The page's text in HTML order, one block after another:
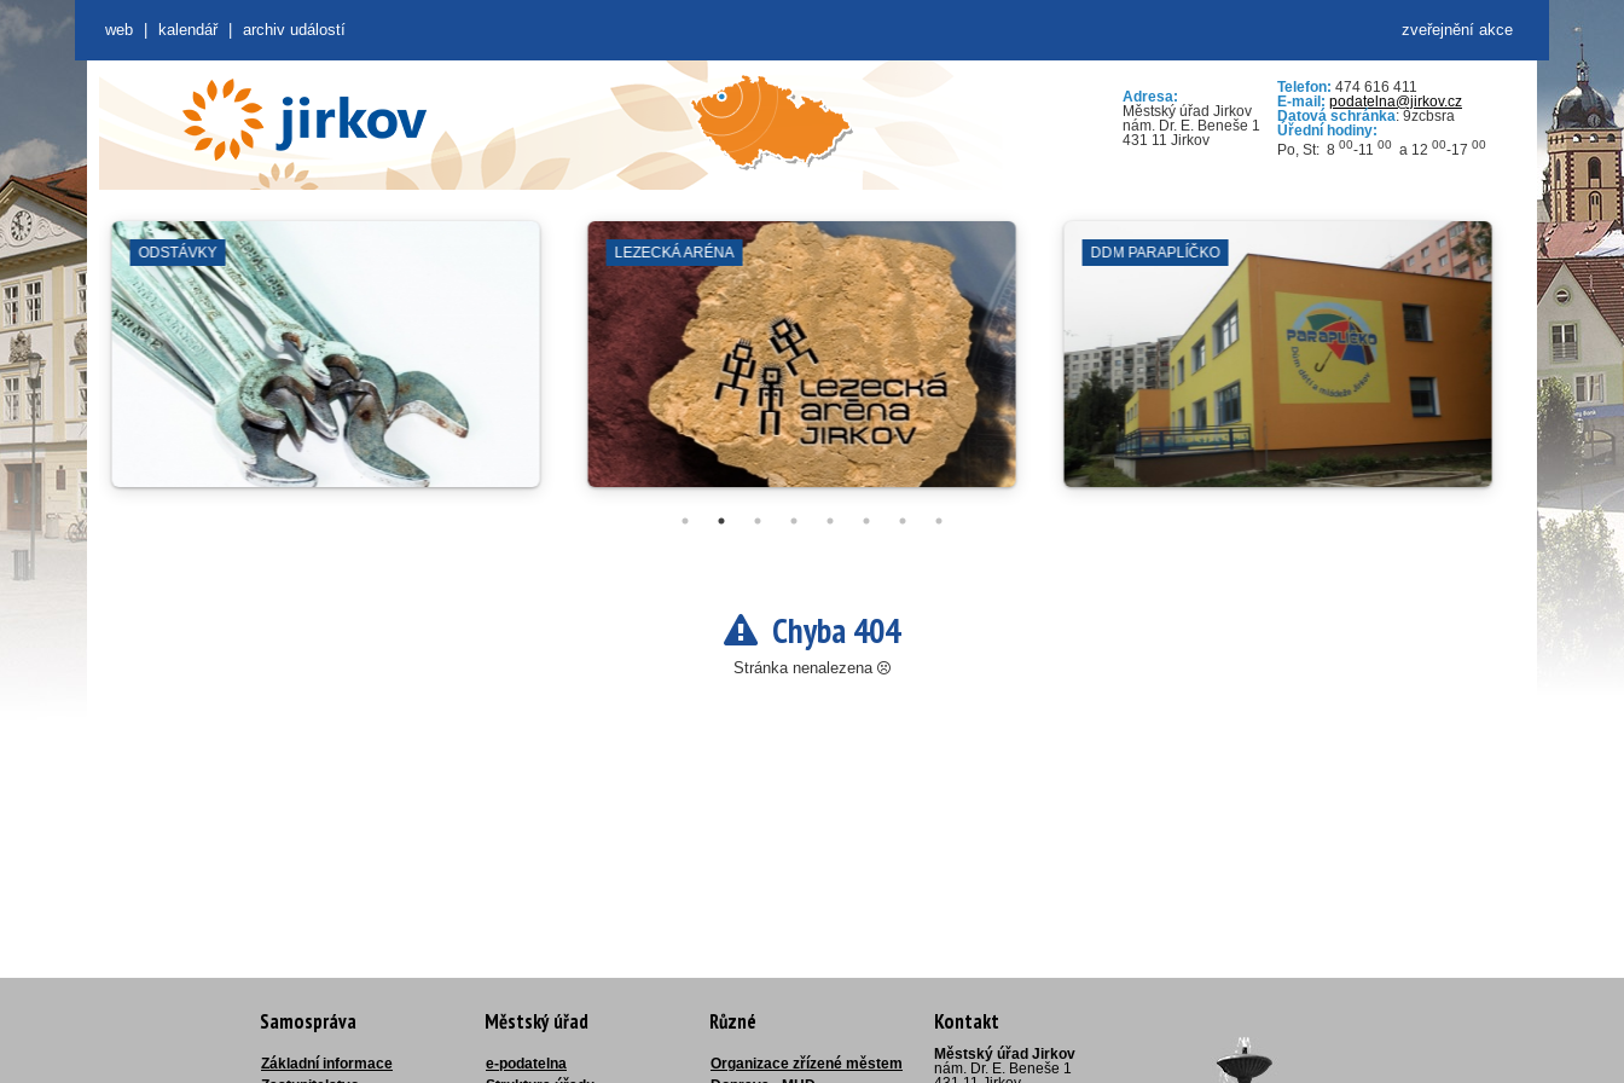
zveřejnění akce
web kalendář archiv událostí
Adresa:
Městský úřad Jirkov
nám. Dr. E. Beneše 1
431 11 Jirkov
Telefon: 474 616 411
E-mail: podatelna@jirkov.cz
Datová schránka: 9zcbsra
Úřední hodiny:
Po, St: 8 00-11 00 a 12 00-17 00
DDM PARAPLÍČKO ČERVENÝ HRÁDEK VKK ZUŠ
Chyba 404
Stránka nenalezena
Samospráva
Základní informace
Městský úřad
e-podatelna
Různé
Organizace zřízené městem
Kontakt
Městský úřad Jirkov
nám. Dr. E. Beneše 1